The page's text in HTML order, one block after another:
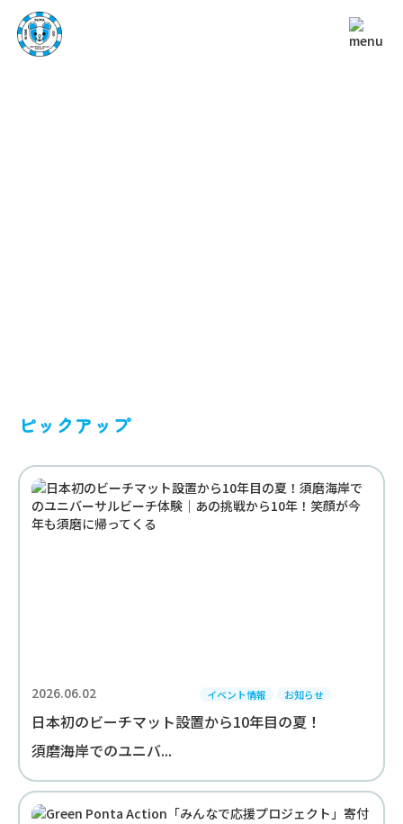
ピックアップ
2026.06.02 イベント情報 お知らせ
日本初のビーチマット設置から10年目の夏！
須磨海岸でのユニバ...